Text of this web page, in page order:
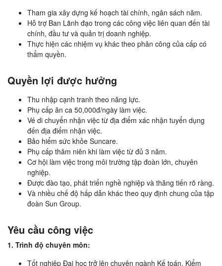
Tham gia xây dựng kế hoạch tài chính, ngân sách năm.
Hỗ trợ Ban Lãnh đạo trong các công việc liên quan đến tài
chính, đầu tư và quản trị doanh nghiệp.
Thực hiện các nhiệm vụ khác theo phân công của cấp có
thẩm quyền.
Quyền lợi được hưởng
Thu nhập cạnh tranh theo năng lực.
Phụ cấp ăn ca 50,000đ/ngày làm việc.
Vé di chuyển nhận việc từ địa điểm xác nhận tuyển dụng
đến địa điểm nhận việc.
Bảo hiểm sức khỏe Suncare.
Phụ cấp thâm niên khi làm việc từ đủ 3 năm.
Cơ hội làm việc trong môi trường tập đoàn lớn, chuyên
nghiệp.
Được đào tạo, phát triển nghề nghiệp và thăng tiến rõ ràng.
Và nhiều chế độ hấp dẫn khác theo quy định chung của tập
đoàn Sun Group.
Yêu cầu công việc
1. Trình độ chuyên môn:
Tốt nghiệp Đại học trở lên chuyên ngành Kế toán, Kiểm